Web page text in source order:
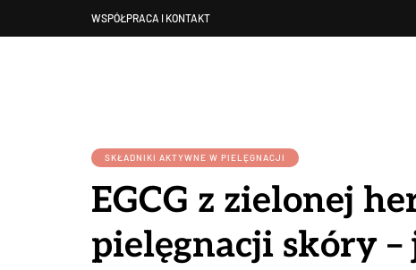
WSPÓŁPRACA I KONTAKT
SKŁADNIKI AKTYWNE W PIELĘGNACJI
EGCG z zielonej
pielęgnacji skóry –